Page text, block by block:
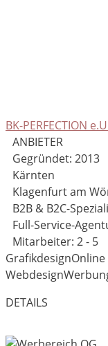
BK-PERFECTION
ANBIETER
Gegründet: 2013
Kärnten
Klagenfurt am
B2B & B2C-
Full-Service-
Mitarbeiter: 2 - 5
Grafikdesign
Webdesign
DETAILS